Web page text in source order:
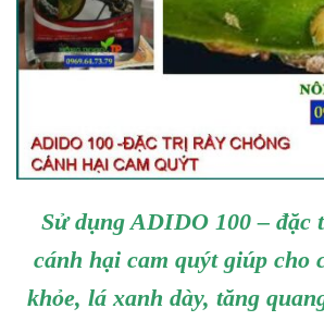
Sử dụng ADIDO 100 – đặc
cánh hại cam quýt giúp cho
khỏe, lá xanh dày, tăng